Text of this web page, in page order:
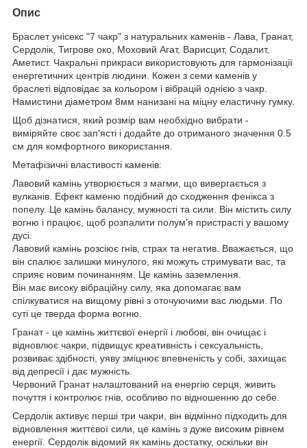
Опис
Браслет унісекс "7 чакр" з натуральних каменів - Лава, Гранат,
Сердолік, Тигрове око, Моховий Агат, Варисцит, Содалит,
Аметист. Чакральні прикраси використовують для гармонізації
енергетичних центрів людини. Кожен з семи каменів у
браслеті відповідає за кольором і вібрацій однією з чакр.
Намистини діаметром 8мм нанизані на міцну еластичну гумку.
Щоб дізнатися, який розмір вам необхідно вибрати -
виміряйте своє зап'ясті і додайте до отриманого значення 0.5
см для комфортного використання.
Метафізичні властивості каменів:
Лавовий камінь утворюється з магми, що вивергається з
вулканів. Ефект каменю подібний до сходження фенікса з
попелу. Це камінь балансу, мужності та сили. Він містить силу
вогню і працює, щоб розпалити полум'я пристрасті у вашому
дусі.
Лавовий камінь розсіює гнів, страх та негатив. Вважається, що
він спалює залишки минулого, які можуть стримувати вас, та
сприяє новим починанням. Це камінь заземлення.
Він має високу вібраційну силу, яка допомагає вам
спілкуватися на вищому рівні з оточуючими вас людьми. По
суті це тверда форма вогню.
Гранат - це камінь життєвої енергії і любові, він очищає і
відновлює чакри, підвищує креативність і сексуальність,
розвиває здібності, уяву зміцнює впевненість у собі, захищає
від депресії і дає мужність.
Червоний Гранат налаштований на енергію серця, живить
почуття і контролює гнів, особливо по відношенню до себе.
Сердолік активує перші три чакри, він відмінно підходить для
відновлення життєвої сили, це камінь з дуже високим рівнем
енергії. Сердолік відомий як камінь достатку, оскільки він